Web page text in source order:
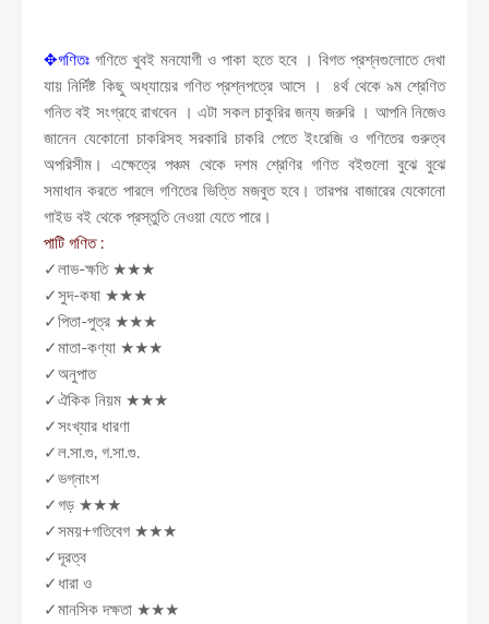
✥গণিতঃ গণিতে খুবই মনযোগী ও পাকা হতে হবে । বিগত প্রশ্নগুলোতে দেখা
যায় নির্দিষ্ট কিছু অধ্যায়ের গণিত প্রশ্নপত্রে আসে । ৪র্থ থেকে ৯ম শ্রেণিত
গনিত বই সংগ্রহে রাখবেন । এটা সকল চাকুরির জন্য জরুরি । আপনি নিজেও
জানেন যেকোনো চাকরিসহ সরকারি চাকরি পেতে ইংরেজি ও গণিতের গুরুত্ব
অপরিসীম। এক্ষেত্রে পঞ্চম থেকে দশম শ্রেণির গণিত বইগুলো বুঝে বুঝে
সমাধান করতে পারলে গণিতের ভিত্তি মজবুত হবে। তারপর বাজারের যেকোনো
গাইড বই থেকে প্রস্তুতি নেওয়া যেতে পারে।
পাটি গণিত :
✓লাভ-ক্ষতি ★★★
✓সুদ-কষা ★★★
✓পিতা-পুত্র ★★★
✓মাতা-কণ্যা ★★★
✓অনুপাত
✓ঐকিক নিয়ম ★★★
✓সংখ্যার ধারণা
✓ল.সা.গু, গ.সা.গু.
✓ভগ্নাংশ
✓গড় ★★★
✓সময়+গতিবেগ ★★★
✓দূরত্ব
✓ধারা ও
✓মানসিক দক্ষতা ★★★